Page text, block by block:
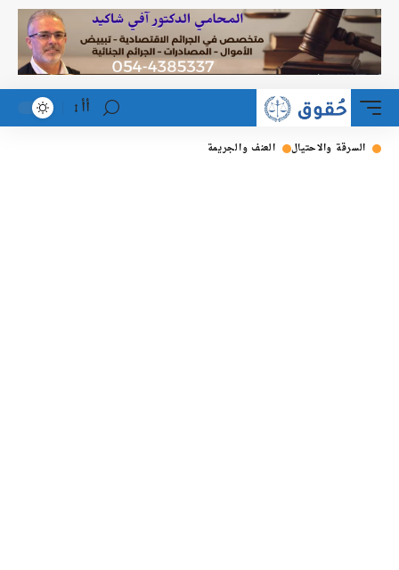
أأ
السرقة والاحتيال العنف والجريمة